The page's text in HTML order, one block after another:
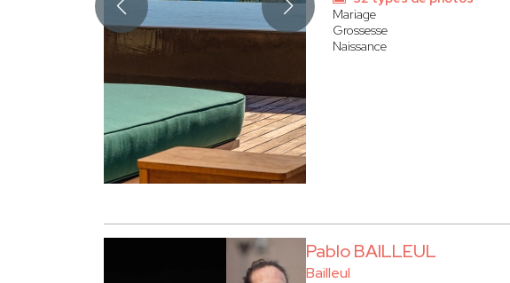
Mariage
Grossesse
Naissance
Pablo BAILLEUL
Bailleul